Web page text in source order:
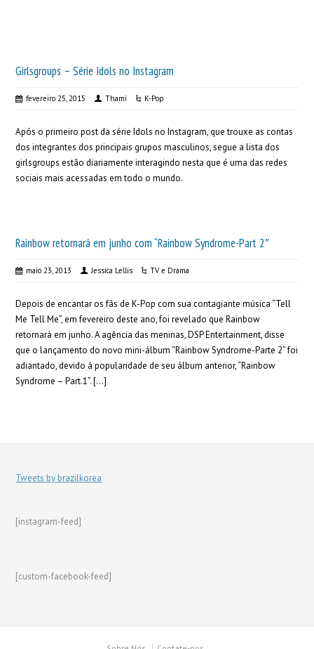
Girlsgroups – Série Idols no Instagram
fevereiro 25, 2015 Thami K-Pop
Após o primeiro post da série Idols no Instagram, que trouxe as contas
dos integrantes dos principais grupos masculinos, segue a lista dos
girlsgroups estão diariamente interagindo nesta que é uma das redes
sociais mais acessadas em todo o mundo.
Rainbow retornará em junho com “Rainbow Syndrome-Part 2″
maio 23, 2013 Jessica Lellis TV e Drama
Depois de encantar os fãs de K-Pop com sua contagiante música “Tell
Me Tell Me”, em fevereiro deste ano, foi revelado que Rainbow
retornará em junho. A agência das meninas, DSP Entertainment, disse
que o lançamento do novo mini-álbum “Rainbow Syndrome-Parte 2” foi
adiantado, devido à popularidade de seu álbum anterior, “Rainbow
Syndrome – Part.1”. […]
Tweets by brazilkorea
[instagram-feed]
[custom-facebook-feed]